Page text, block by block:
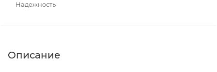
Надежность
Описание